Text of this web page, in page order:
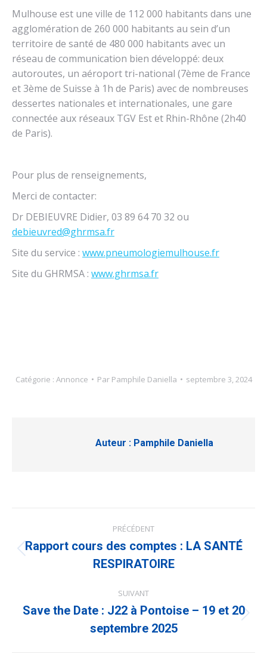
Mulhouse est une ville de 112 000 habitants dans une
agglomération de 260 000 habitants au sein d’un
territoire de santé de 480 000 habitants avec un
réseau de communication bien développé: deux
autoroutes, un aéroport tri-national (7ème de France
et 3ème de Suisse à 1h de Paris) avec de nombreuses
dessertes nationales et internationales, une gare
connectée aux réseaux TGV Est et Rhin-Rhône (2h40
de Paris).
Pour plus de renseignements,
Merci de contacter:
Dr DEBIEUVRE Didier, 03 89 64 70 32 ou
debieuvred@ghrmsa.fr
Site du service : www.pneumologiemulhouse.fr
Site du GHRMSA : www.ghrmsa.fr
Catégorie : Annonce Par Pamphile Daniella septembre 3, 2024
Auteur : Pamphile Daniella
Navigation
article
PRÉCÉDENT
Article
précédent
Rapport cours des comptes : LA SANTÉ
RESPIRATOIRE
SUIVANT
Article
suivant
Save the Date : J22 à Pontoise – 19 et 20
septembre 2025